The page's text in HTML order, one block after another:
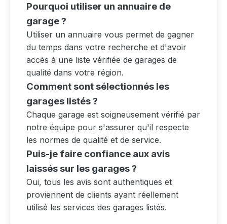
Pourquoi utiliser un annuaire de
garage ?
Utiliser un annuaire vous permet de gagner
du temps dans votre recherche et d'avoir
accès à une liste vérifiée de garages de
qualité dans votre région.
Comment sont sélectionnés les
garages listés ?
Chaque garage est soigneusement vérifié par
notre équipe pour s'assurer qu'il respecte
les normes de qualité et de service.
Puis-je faire confiance aux avis
laissés sur les garages ?
Oui, tous les avis sont authentiques et
proviennent de clients ayant réellement
utilisé les services des garages listés.